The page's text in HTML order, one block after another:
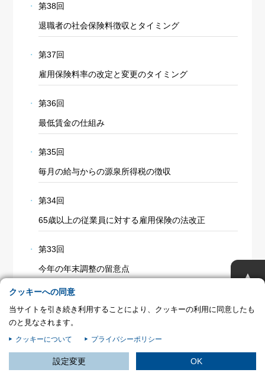
第38回
退職者の社会保険料徴収とタイミング
第37回
雇用保険料率の改定と変更のタイミング
第36回
最低賃金の仕組み
第35回
毎月の給与からの源泉所得税の徴収
第34回
65歳以上の従業員に対する雇用保険の法改正
第33回
今年の年末調整の留意点
第32回
年末調整における海外居住の扶養家族
第31回
年末調整におけるマイナンバーの取扱
▲
クッキーへの同意
当サイトを引き続き利用することにより、クッキーの利用に同意したも
のと見なされます。
クッキーについて プライバシーポリシー
設定変更 OK
プライバシー情報
ザに保存された情報が取得されることがあります。情報の主な保存先は
Cookie であり、対象となるのはサイト訪問者に関する情報、サイト訪問者
による設定、デバイス情報などです。これらの情報はサイトを正常に機能さ
は通常ありませんが、Web サイトのパーソナライズに使われることはあり
ます。鈴与シンワートではプライバシーの権利を尊重しており、一部の
おけるデフォルト設定を変更できます。ただし、一部の Cookie を無効化し
た場合、サイトの利用やサービスの利用に影響が出る可能性があります。
細情報
不可欠な Cookie
パフォーマンス Cookie
ターゲティング Cookie
この設定で保存する